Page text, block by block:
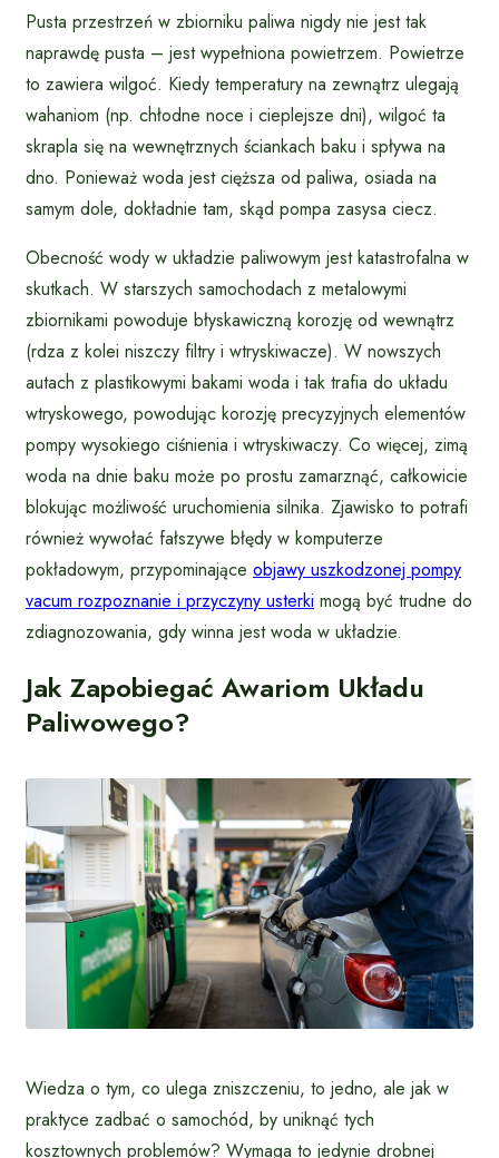
Pusta przestrzeń w zbiorniku paliwa nigdy nie jest tak
naprawdę pusta – jest wypełniona powietrzem. Powietrze
to zawiera wilgoć. Kiedy temperatury na zewnątrz ulegają
wahaniom (np. chłodne noce i cieplejsze dni), wilgoć ta
skrapla się na wewnętrznych ściankach baku i spływa na
dno. Ponieważ woda jest cięższa od paliwa, osiada na
samym dole, dokładnie tam, skąd pompa zasysa ciecz.
Obecność wody w układzie paliwowym jest katastrofalna w
skutkach. W starszych samochodach z metalowymi
zbiornikami powoduje błyskawiczną korozję od wewnątrz
(rdza z kolei niszczy filtry i wtryskiwacze). W nowszych
autach z plastikowymi bakami woda i tak trafia do układu
wtryskowego, powodując korozję precyzyjnych elementów
pompy wysokiego ciśnienia i wtryskiwaczy. Co więcej, zimą
woda na dnie baku może po prostu zamarznąć, całkowicie
blokując możliwość uruchomienia silnika. Zjawisko to potrafi
również wywołać fałszywe błędy w komputerze
pokładowym, przypominające objawy uszkodzonej pompy
vacum rozpoznanie i przyczyny usterki mogą być trudne do
zdiagnozowania, gdy winna jest woda w układzie.
Jak Zapobiegać Awariom Układu
Paliwowego?
Wiedza o tym, co ulega zniszczeniu, to jedno, ale jak w
praktyce zadbać o samochód, by uniknąć tych
kosztownych problemów? Wymaga to jedynie drobnej